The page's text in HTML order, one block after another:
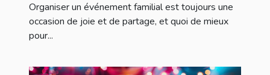
Organiser un événement familial est toujours une
occasion de joie et de partage, et quoi de mieux
pour...